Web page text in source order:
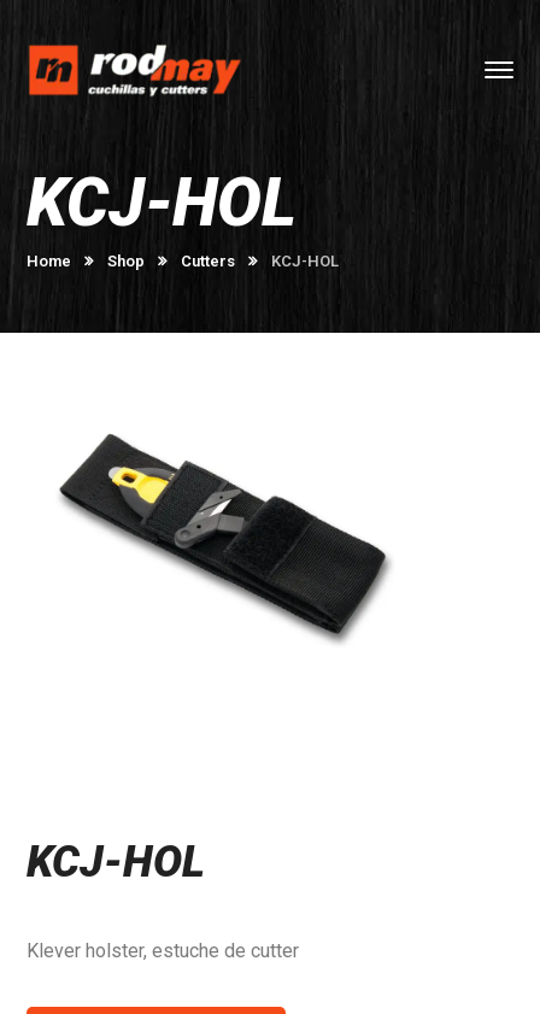
KCJ-HOL
Home Shop Cutters KCJ-HOL
KCJ-HOL
Klever holster, estuche de cutter